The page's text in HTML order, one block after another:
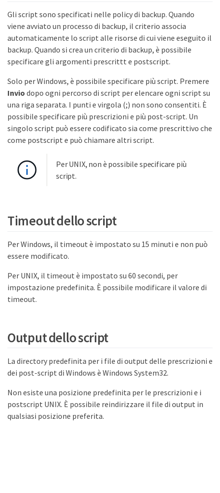
Gli script sono specificati nelle policy di backup. Quando
viene avviato un processo di backup, il criterio associa
automaticamente lo script alle risorse di cui viene eseguito il
backup. Quando si crea un criterio di backup, è possibile
specificare gli argomenti prescrittt e postscript.
Solo per Windows, è possibile specificare più script. Premere
Invio dopo ogni percorso di script per elencare ogni script su
una riga separata. I punti e virgola (;) non sono consentiti. È
possibile specificare più prescrizioni e più post-script. Un
singolo script può essere codificato sia come prescrittivo che
come postscript e può chiamare altri script.
Per UNIX, non è possibile specificare più
script.
Timeout dello script
Per Windows, il timeout è impostato su 15 minuti e non può
essere modificato.
Per UNIX, il timeout è impostato su 60 secondi, per
impostazione predefinita. È possibile modificare il valore di
timeout.
Output dello script
La directory predefinita per i file di output delle prescrizioni e
dei post-script di Windows è Windows System32.
Non esiste una posizione predefinita per le prescrizioni e i
postscript UNIX. È possibile reindirizzare il file di output in
qualsiasi posizione preferita.